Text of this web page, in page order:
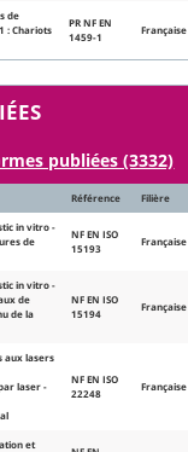
de
: Chariots
PR NF EN
1459-1
Française
publiées (3332)
Référence Filière
in vitro -
de
NF EN ISO
15193
Française
in vitro -
de
de la
NF EN ISO
15194
Française
aux lasers
laser -
NF EN ISO
22248
Française
et